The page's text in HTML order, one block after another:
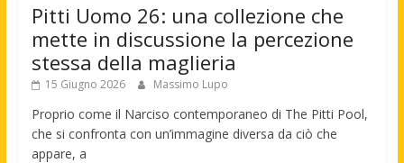
Pitti Uomo 26: una collezione che
mette in discussione la percezione
stessa della maglieria
15 Giugno 2026 Massimo Lupo
Proprio come il Narciso contemporaneo di The Pitti Pool,
che si confronta con un’immagine diversa da ciò che
appare, a